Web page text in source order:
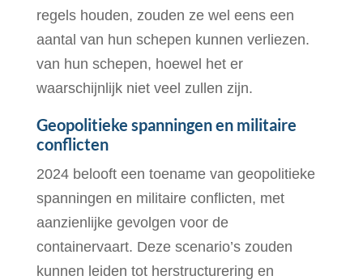
regels houden, zouden ze wel eens een
aantal van hun schepen kunnen verliezen.
van hun schepen, hoewel het er
waarschijnlijk niet veel zullen zijn.
Geopolitieke spanningen en militaire
conflicten
2024 belooft een toename van geopolitieke
spanningen en militaire conflicten, met
aanzienlijke gevolgen voor de
containervaart. Deze scenario’s zouden
kunnen leiden tot herstructurering en